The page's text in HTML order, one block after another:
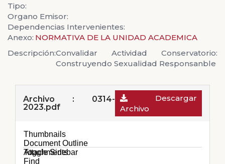
Tipo:
Organo Emisor:
Dependencias Intervenientes:
Anexo: NORMATIVA DE LA UNIDAD ACADEMICA
Descripción:Convalidar Actividad Conservatorio:
Construyendo Sexualidad Responsanble
Archivo : 0314-
2023.pdf
Descargar
Archivo